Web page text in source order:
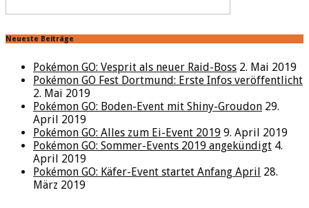
Neueste Beiträge
Pokémon GO: Vesprit als neuer Raid-Boss 2. Mai 2019
Pokémon GO Fest Dortmund: Erste Infos veröffentlicht
2. Mai 2019
Pokémon GO: Boden-Event mit Shiny-Groudon 29.
April 2019
Pokémon GO: Alles zum Ei-Event 2019 9. April 2019
Pokémon GO: Sommer-Events 2019 angekündigt 4.
April 2019
Pokémon GO: Käfer-Event startet Anfang April 28.
März 2019